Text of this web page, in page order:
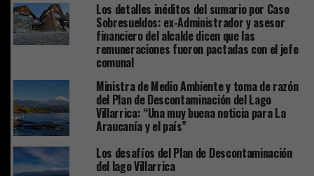
Los detalles inéditos del sumario por Caso
Sobresueldos: ex-Administrador y asesor
financiero del alcalde dicen que las
remuneraciones fueron pactadas con el jefe
comunal
Ministra de Medio Ambiente y toma de razón
del Plan de Descontaminación del Lago
Villarrica: “Una muy buena noticia para La
Araucanía y el país”
Los desafíos del Plan de Descontaminación
del lago Villarrica